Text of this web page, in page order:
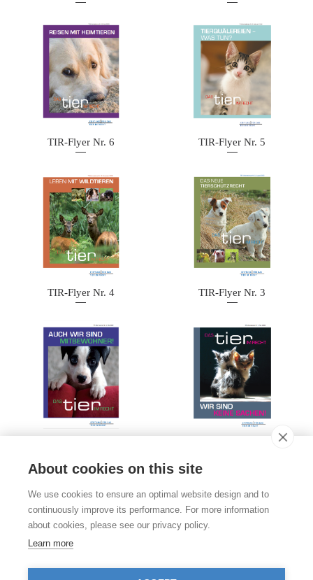
TIR-Flyer Nr. 6 TIR-Flyer Nr. 5
TIR-Flyer Nr. 4 TIR-Flyer Nr. 3
Stiftung für das Tier im Recht (TIR)
Rigistrasse 9
CH - 8006 Zürich
info@tierimrecht.org
Ihre Spende kann von den Steuern abgezogen werden.
About cookies on this site
We use cookies to ensure an optimal website design and to
continuously improve its performance. For more information
about cookies, please see our privacy policy.
Learn more